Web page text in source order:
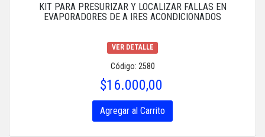
KIT PARA PRESURIZAR Y LOCALIZAR FALLAS EN
EVAPORADORES DE A IRES ACONDICIONADOS
VER DETALLE
Código: 2580
$16.000,00
Agregar al Carrito